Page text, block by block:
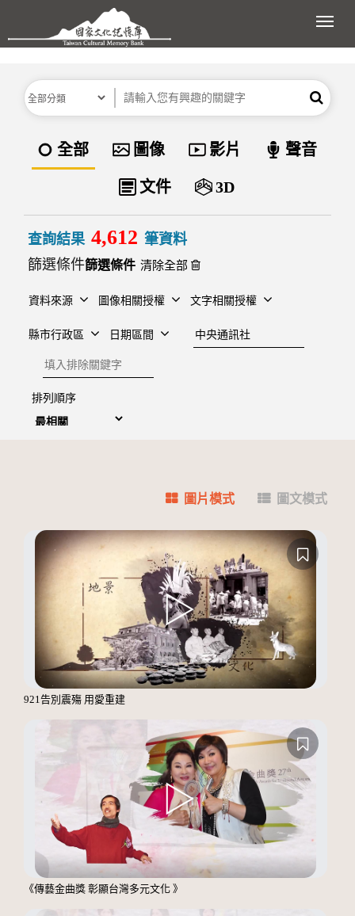
跳到主要內容區塊
展
分類 關鍵字 搜尋
資料類型
全部 圖像 影片 聲音
文件 3D
查詢結果 4,612 筆資料
篩選條件
清除全部
資料來源 圖像相關授權 文字相關授權
縣市行政區 日期區間
建檔單位
排除關鍵字
排列順序
圖片模式 圖文模式
921告別震殤 用愛重建
《傳藝金曲獎 彰顯台灣多元文化 》